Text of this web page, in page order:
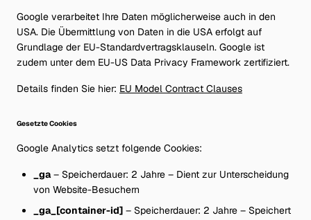
Google verarbeitet Ihre Daten möglicherweise auch in den
USA. Die Übermittlung von Daten in die USA erfolgt auf
Grundlage der EU-Standardvertragsklauseln. Google ist
zudem unter dem EU-US Data Privacy Framework zertifiziert.
Details finden Sie hier: EU Model Contract Clauses
Gesetzte Cookies
Google Analytics setzt folgende Cookies:
_ga– Speicherdauer: 2 Jahre – Dient zur Unterscheidung
von Website-Besuchern
_ga_[container-id] – Speicherdauer: 2 Jahre – Speichert